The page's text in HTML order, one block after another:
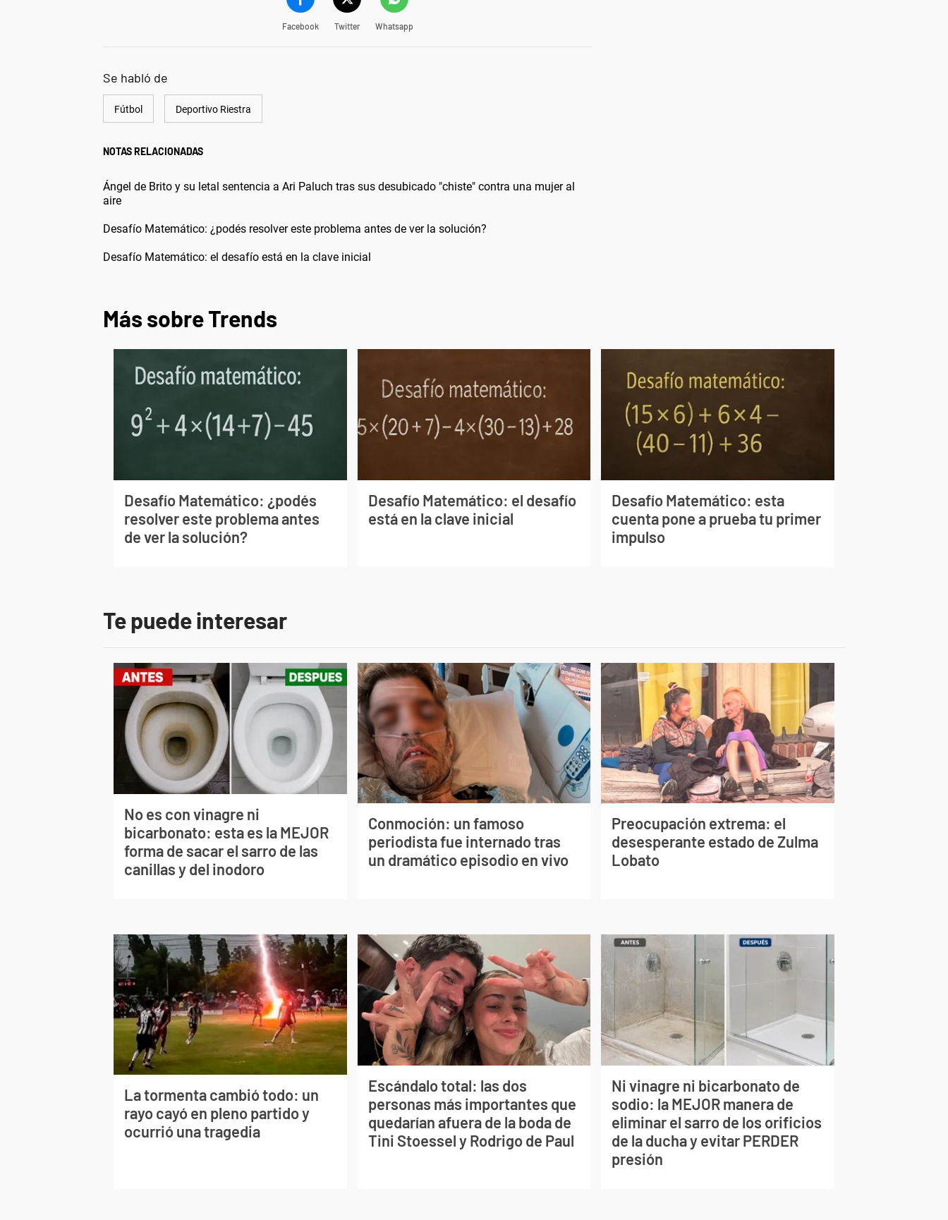
Facebook Twitter Whatsapp
Se habló de
Fútbol Deportivo Riestra
NOTAS RELACIONADAS
Ángel de Brito y su letal sentencia a Ari Paluch tras sus desubicado "chiste" contra una mujer al
aire
Desafío Matemático: ¿podés resolver este problema antes de ver la solución?
Desafío Matemático: el desafío está en la clave inicial
Más sobre Trends
Desafío Matemático: ¿podés
resolver este problema antes
de ver la solución?
Desafío Matemático: el desafío
está en la clave inicial
Desafío Matemático: esta
cuenta pone a prueba tu primer
impulso
Te puede interesar
No es con vinagre ni
bicarbonato: esta es la MEJOR
forma de sacar el sarro de las
canillas y del inodoro
Conmoción: un famoso
periodista fue internado tras
un dramático episodio en vivo
Preocupación extrema: el
desesperante estado de Zulma
Lobato
La tormenta cambió todo: un
rayo cayó en pleno partido y
ocurrió una tragedia
Escándalo total: las dos
personas más importantes que
quedarían afuera de la boda de
Tini Stoessel y Rodrigo de Paul
Ni vinagre ni bicarbonato de
sodio: la MEJOR manera de
eliminar el sarro de los orificios
de la ducha y evitar PERDER
presión